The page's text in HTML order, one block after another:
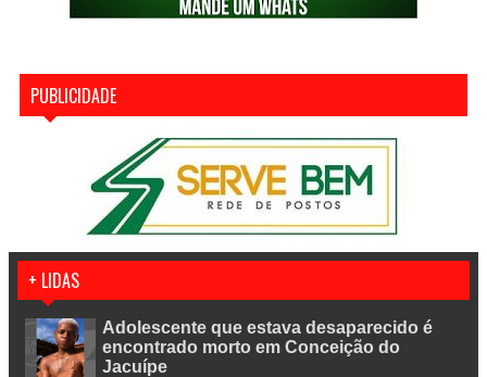
PUBLICIDADE
+ LIDAS
Adolescente que estava desaparecido é
encontrado morto em Conceição do
Jacuípe